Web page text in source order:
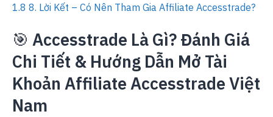
1.8 8. Lời Kết – Có Nên Tham Gia Affiliate Accesstrade?
🎯 Accesstrade Là Gì? Đánh Giá
Chi Tiết & Hướng Dẫn Mở Tài
Khoản Affiliate Accesstrade Việt
Nam